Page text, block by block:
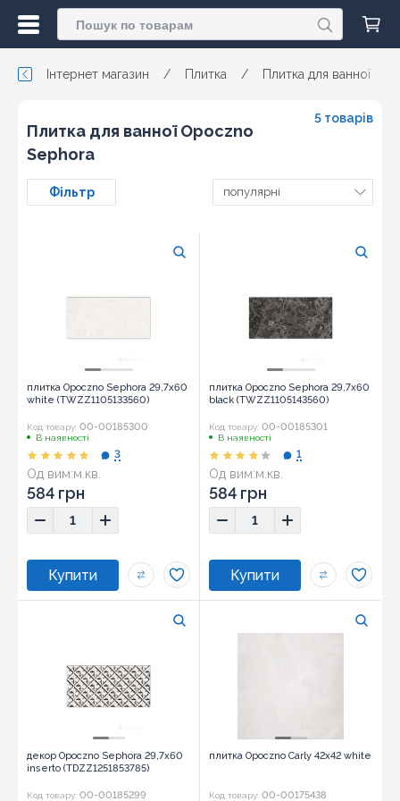
Інтернет магазин / Плитка / Плитка для ванної
Плитка для ванної Opoczno
Sephora
5 товарів
Фільтр популярні
плитка Opoczno Sephora 29,7x60
white (TWZZ1105133560)
Код товару: 00-00185300
В наявності
Од вим:м.кв.
Розмір:29,7x60
3
584 грн
плитка Opoczno Sephora 29,7x60
black (TWZZ1105143560)
Код товару: 00-00185301
В наявності
Од вим:м.кв.
Розмір:29,7x60
1
584 грн
декор Opoczno Sephora 29,7x60
inserto (TDZZ1251853785)
Код товару: 00-00185299
плитка Opoczno Carly 42x42 white
Код товару: 00-00175438